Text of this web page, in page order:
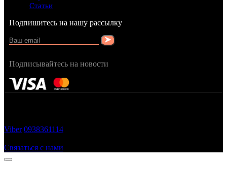
Статьи
Подпишитесь на нашу рассылку
Подписывайтесь на новости
Viber 0938361114
Связаться с нами